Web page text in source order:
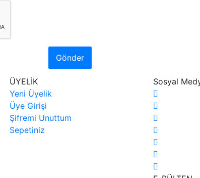
Gönder
ÜYELİK
Yeni Üyelik
Üye Girişi
Şifremi Unuttum
Sepetiniz
Sosyal